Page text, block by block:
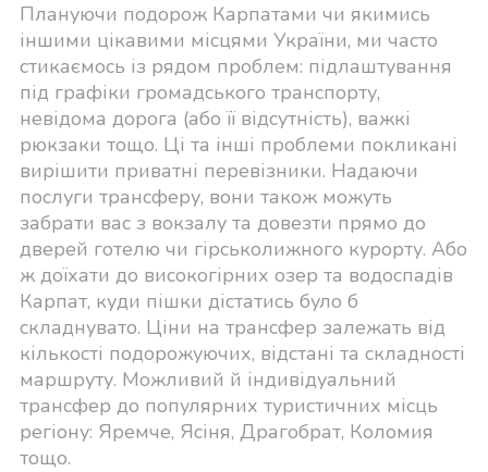
Плануючи подорож Карпатами чи якимись
іншими цікавими місцями України, ми часто
стикаємось із рядом проблем: підлаштування
під графіки громадського транспорту,
невідома дорога (або її відсутність), важкі
рюкзаки тощо. Ці та інші проблеми покликані
вирішити приватні перевізники. Надаючи
послуги трансферу, вони також можуть
забрати вас з вокзалу та довезти прямо до
дверей готелю чи гірськолижного курорту. Або
ж доїхати до високогірних озер та водоспадів
Карпат, куди пішки дістатись було б
складнувато. Ціни на трансфер залежать від
кількості подорожуючих, відстані та складності
маршруту. Можливий й індивідуальний
трансфер до популярних туристичних місць
регіону: Яремче, Ясіня, Драгобрат, Коломия
тощо.